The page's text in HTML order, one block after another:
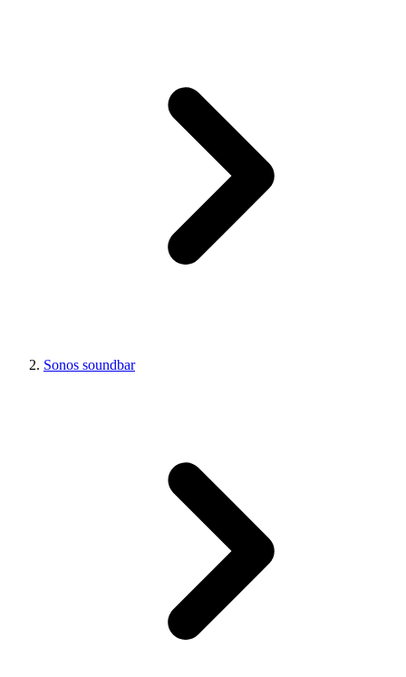
Sonos soundbar